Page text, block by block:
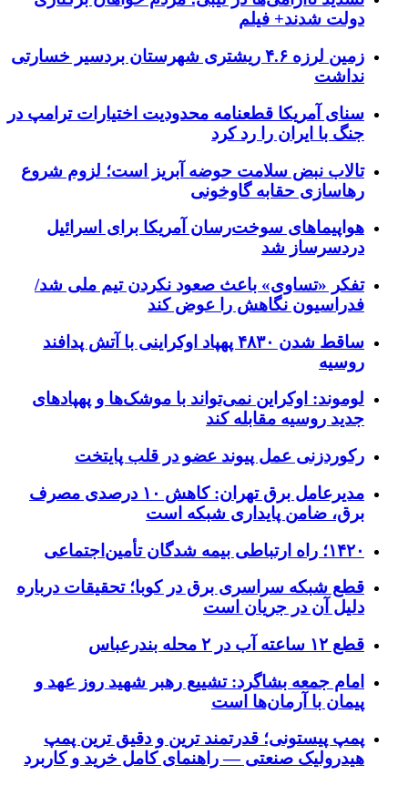
دولت شدند+ فیلم
زمین لرزه ۴.۶ ریشتری شهرستان بردسیر خسارتی
نداشت
سنای آمریکا قطعنامه محدودیت اختیارات ترامپ در
جنگ با ایران را رد کرد
تالاب نبض سلامت حوضه آبریز است؛ لزوم شروع
رهاسازی حقابه گاوخونی
هواپیماهای سوخت‌رسان آمریکا برای اسرائیل
دردسرساز شد
تفکر «تساوی» باعث صعود نکردن تیم ملی شد/
فدراسیون نگاهش را عوض کند
ساقط شدن ۴۸۳۰ پهپاد اوکراینی با آتش پدافند
روسیه
لوموند: اوکراین نمی‌تواند با موشک‌ها و پهپادهای
جدید روسیه مقابله کند
رکوردزنی عمل پیوند عضو در قلب پایتخت
مدیرعامل برق تهران: کاهش ۱۰ درصدی مصرف
برق، ضامن پایداری شبکه است
۱۴۲۰؛ راه ارتباطی بیمه شدگان تأمین‌اجتماعی
قطع شبکه سراسری برق در کوبا؛ تحقیقات درباره
دلیل آن در جریان است
قطع ۱۲ ساعته آب در ۲ محله بندرعباس
امام جمعه بشاگرد: تشییع رهبر شهید روز عهد و
پیمان با آرمان‌ها است
پمپ پیستونی؛ قدرتمند ترین و دقیق‌ ترین پمپ
هیدرولیک صنعتی — راهنمای کامل خرید و کاربرد